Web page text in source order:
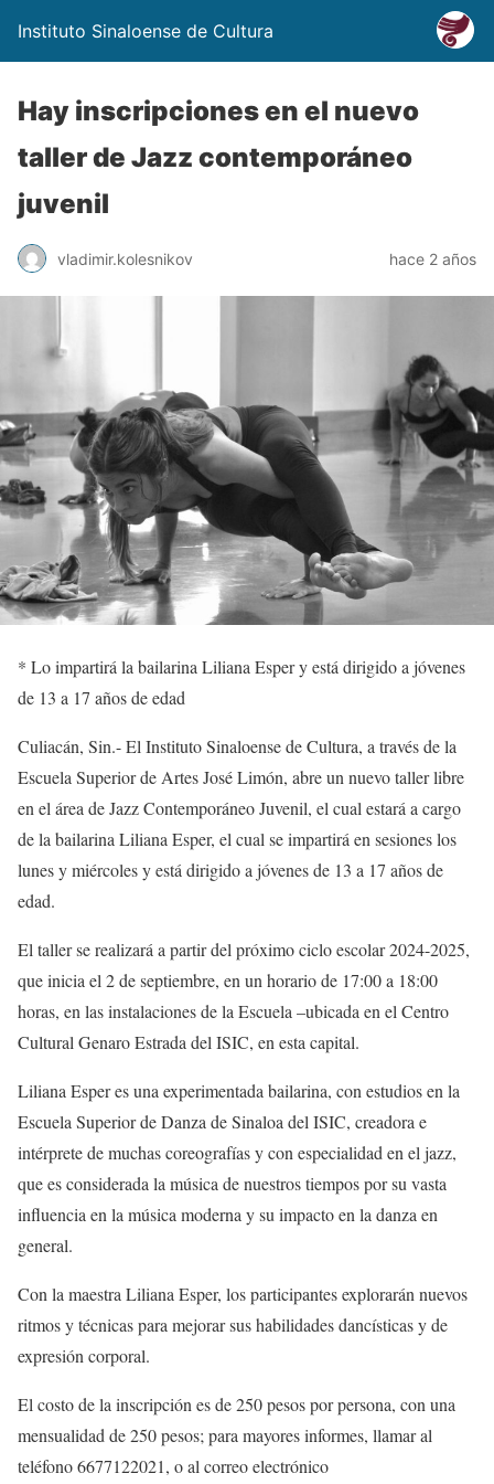
Instituto Sinaloense de Cultura
Hay inscripciones en el nuevo
taller de Jazz contemporáneo
juvenil
vladimir.kolesnikov hace 2 años
* Lo impartirá la bailarina LilianaEspery está dirigido a jóvenes
de 13 a 17 años de edad
Culiacán, Sin.-ElInstituto Sinaloense de Cultura, a través de la
Escuela Superior de Artes José Limón, abre un nuevo taller libre
en el área deJazz Contemporáneo Juvenil, el cual estará a cargo
de labailarinaLilianaEsper, el cual se impartirá en sesiones los
lunes y miércoles y está dirigido a jóvenes de 13 a 17 años de
edad.
El taller se realizaráa partir del próximo ciclo escolar2024-2025,
que inicia el 2 de septiembre, en un horario de 17:00 a 18:00
horas, en las instalaciones de la Escuela–ubicada en el Centro
Cultural Genaro Estrada del ISIC, en esta capital.
LilianaEsperes una experimentada bailarina, con estudios en la
Escuela Superior de Danza de Sinaloa del ISIC, creadora e
intérprete de muchas coreografías y con especialidad en el jazz,
que es considerada la música de nuestros tiempos por su vasta
influencia en la música moderna y su impacto en la danza en
general.
Con la maestra LilianaEsper, los participantes explorarán nuevos
ritmos y técnicas para mejorar sus habilidades dancísticasy de
expresión corporal.
El costo de la inscripción es de 250 pesos por persona, con una
mensualidad de 250 pesos;para mayores informes, llamar al
teléfono6677122021, o alcorreo electrónico